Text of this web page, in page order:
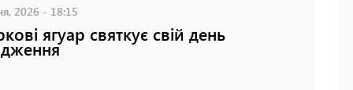
2026 - 18:15
ягуар святкує свій день